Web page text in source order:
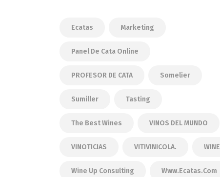
Ecatas Marketing
Panel De Cata Online
PROFESOR DE CATA Somelier
Sumiller Tasting
The Best Wines VINOS DEL MUNDO
VINOTICIAS VITIVINICOLA. WINE
Wine Up Consulting Www.ecatas.com